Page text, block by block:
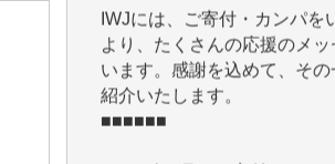
います。感謝を込めて、その
紹介いたします。
■■■■■■
■2026年7月、ご寄付いただ